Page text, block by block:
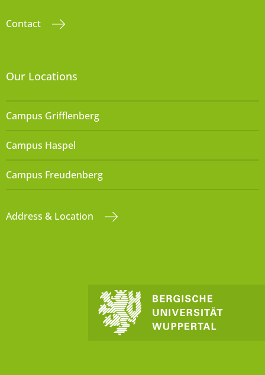
Contact
Our Locations
Campus Grifflenberg
Campus Haspel
Campus Freudenberg
Address & Location